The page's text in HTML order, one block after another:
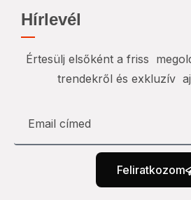
Hírlevél
Értesülj elsőként a friss
trendekről és exkluzív
Feliratkozom